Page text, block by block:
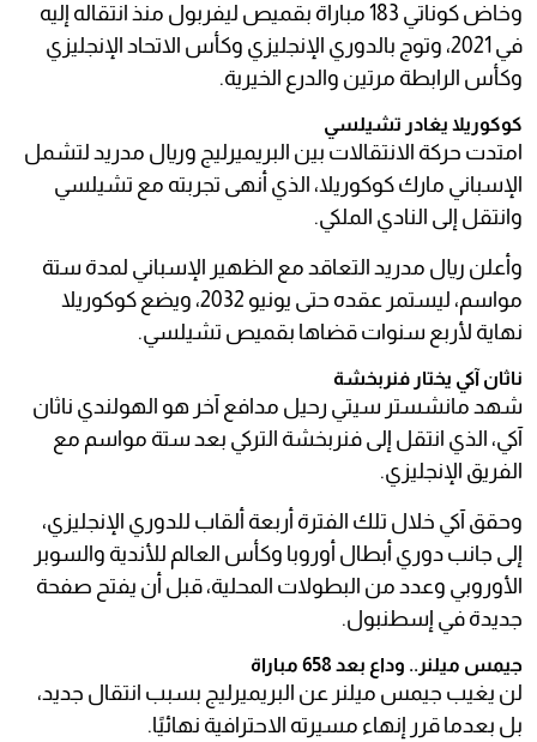
وخاض كوناتي 183 مباراة بقميص ليفربول منذ انتقاله إليه
في 2021، وتوج بالدوري الإنجليزي وكأس الاتحاد الإنجليزي
وكأس الرابطة مرتين والدرع الخيرية.
كوكوريلا يغادر تشيلسي
امتدت حركة الانتقالات بين البريميرليج وريال مدريد لتشمل
الإسباني مارك كوكوريلا، الذي أنهى تجربته مع تشيلسي
وانتقل إلى النادي الملكي.
وأعلن ريال مدريد التعاقد مع الظهير الإسباني لمدة ستة
مواسم، ليستمر عقده حتى يونيو 2032، ويضع كوكوريلا
نهاية لأربع سنوات قضاها بقميص تشيلسي.
ناثان آكي يختار فنربخشة
شهد مانشستر سيتي رحيل مدافع آخر هو الهولندي ناثان
آكي، الذي انتقل إلى فنربخشة التركي بعد ستة مواسم مع
الفريق الإنجليزي.
وحقق آكي خلال تلك الفترة أربعة ألقاب للدوري الإنجليزي،
إلى جانب دوري أبطال أوروبا وكأس العالم للأندية والسوبر
الأوروبي وعدد من البطولات المحلية، قبل أن يفتح صفحة
جديدة في إسطنبول.
جيمس ميلنر.. وداع بعد 658 مباراة
لن يغيب جيمس ميلنر عن البريميرليج بسبب انتقال جديد،
بل بعدما قرر إنهاء مسيرته الاحترافية نهائيًا.